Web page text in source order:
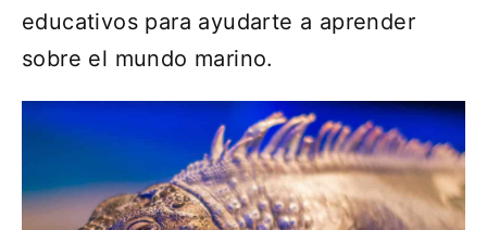
educativos para ayudarte a aprender
sobre el mundo marino.